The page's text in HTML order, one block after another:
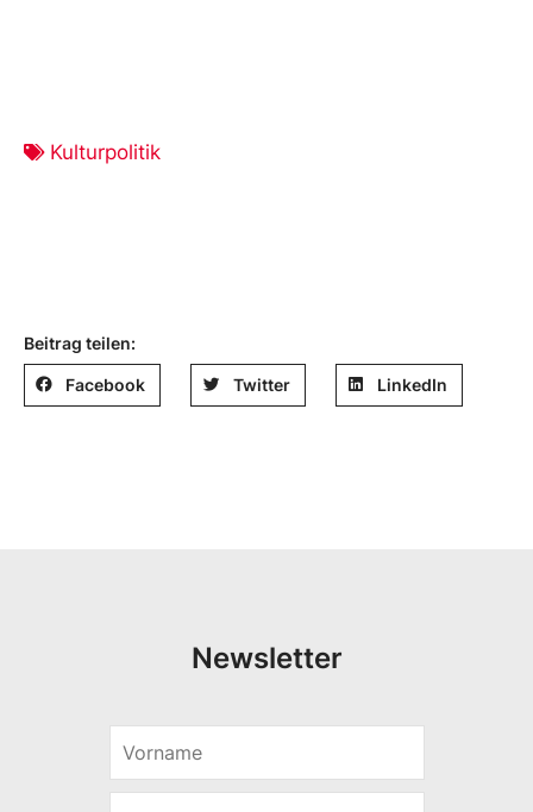
Kulturpolitik
Beitrag teilen:
Facebook Twitter LinkedIn
Newsletter
r